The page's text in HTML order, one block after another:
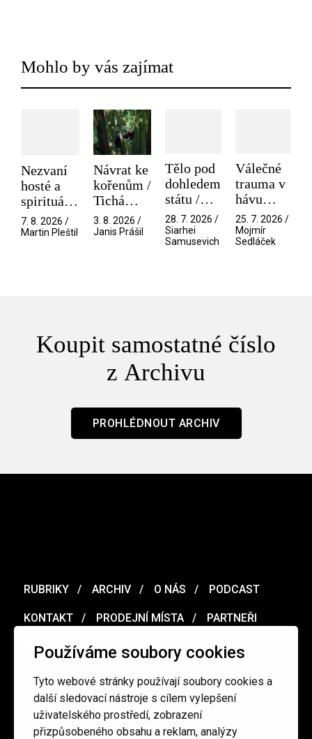
Používáme soubory cookies
Tyto webové stránky používají soubory cookies a
další sledovací nástroje s cílem vylepšení
uživatelského prostředí, zobrazení
přizpůsobeného obsahu a reklam, analýzy
Mohlo by vás zajímat
Nezvaní
hosté a
spirituální
narušitelé
z vesmíru
7. 8. 2026 /
Martin Pleštil
Návrat ke
kořenům /
Tichá
přítelkyně
3. 8. 2026 /
Janis Prášil
Tělo pod
dohledem
státu /
Pramen
28. 7. 2026 /
Siarhei
Samusevich
Válečné
trauma v
hávu
spektáklu
/ Odyssea
25. 7. 2026 /
Mojmír
Sedláček
Koupit samostatné číslo
z Archivu
PROHLÉDNOUT ARCHIV
RUBRIKY ARCHIV O NÁS PODCAST
KONTAKT PRODEJNÍ MÍSTA PARTNEŘI
MERCH VOUCHER
Ochrana osobních údajů / Obchodní podmínky